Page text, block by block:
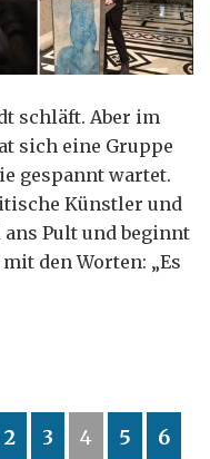
schläft. Aber im
sich eine Gruppe
gespannt wartet.
Künstler und
Pult und beginnt
den Worten: „Es
2 3 4 5 6